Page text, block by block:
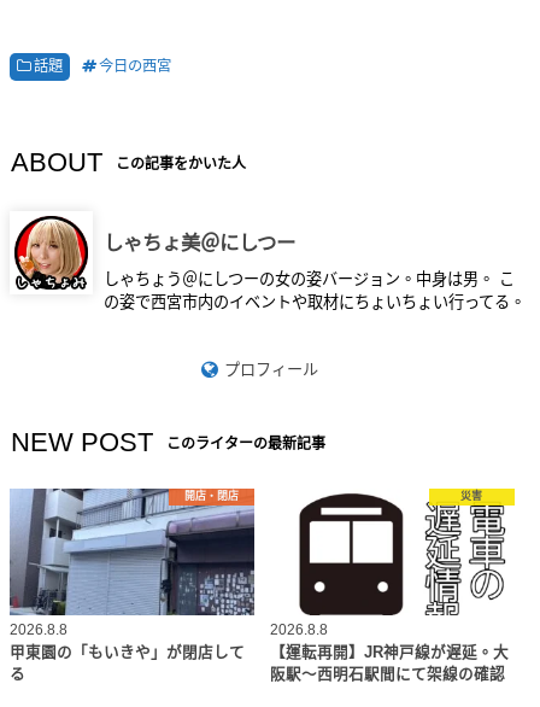
話題 今日の西宮
ABOUT この記事をかいた人
しゃちょ美＠にしつー
しゃちょう＠にしつーの女の姿バージョン。中身は男。 こ
の姿で西宮市内のイベントや取材にちょいちょい行ってる。
プロフィール
NEW POST このライターの最新記事
開店・閉店
2026.8.8
甲東園の「もいきや」が閉店して
る
災害
2026.8.8
【運転再開】JR神戸線が遅延。大
阪駅～西明石駅間にて架線の確認